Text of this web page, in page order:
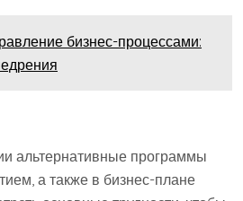
бизнес-процессами:
альтернативные программы
а также в бизнес-плане